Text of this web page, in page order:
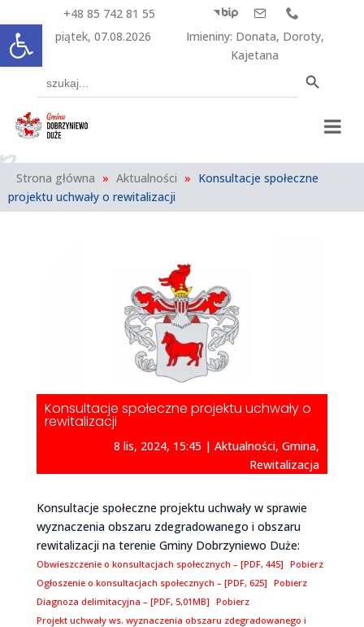
Otwórz pasek narzędzi
+48 85 742 81 55   
piątek, 07.08.2026 Imieniny: Donata, Doroty,
Kajetana
for:
Strona główna » Aktualności » Konsultacje społeczne
projektu uchwały o rewitalizacji
Konsultacje społeczne projektu uchwały o
rewitalizacji
8 lis, 2024, 15:45 |Aktualności,Gmina,
Rewitalizacja
Konsultacje społeczne projektu uchwały w sprawie
wyznaczenia obszaru zdegradowanego i obszaru
rewitalizacji na terenie Gminy Dobrzyniewo Duże:
Obwieszczenie o konsultacjach społecznych – [PDF, 445]
Pobierz
Ogłoszenie o konsultacjach społecznych – [PDF, 625]
Pobierz
Diagnoza delimitacyjna – [PDF, 5,01MB]
Pobierz
Projekt uchwały ws. wyznaczenia obszaru zdegradowanego i